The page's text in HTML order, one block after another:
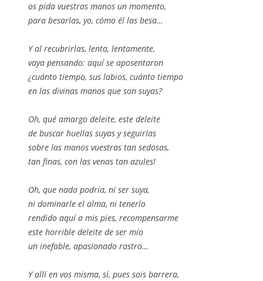
os pida vuestras manos un momento,
para besarlas, yo, cómo él las besa…
Y al recubrirlas, lenta, lentamente,
vaya pensando: aquí se aposentaron
¿cuánto tiempo, sus labios, cuánto tiempo
en las divinas manos que son suyas?
Oh, qué amargo deleite, este deleite
de buscar huellas suyas y seguirlas
sobre las manos vuestras tan sedosas,
tan finas, con las venas tan azules!
Oh, que nada podría, ni ser suya,
ni dominarle el alma, ni tenerlo
rendido aquí a mis pies, recompensarme
este horrible deleite de ser mío
un inefable, apasionado rastro…
Y allí en vos misma, sí, pues sois barrera,